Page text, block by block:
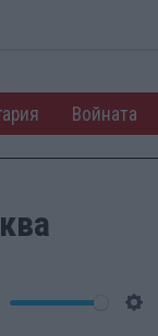
Войната